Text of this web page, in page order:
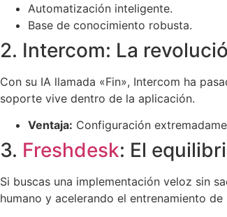
Automatización inteligente.
Base de conocimiento robusta.
2. Intercom: La
Con su IA llamada «Fin», Intercom ha
soporte vive dentro de la aplicación.
Ventaja: Configuración
3. Freshdesk: El
Si buscas una implementación veloz sin
humano y acelerando el entrenamiento de